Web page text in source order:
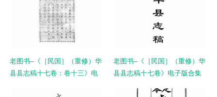
老图书–《［民国］（重修）华
县县志稿十七卷：卷十三》电
老图书–《［民国］（重修）华
县县志稿十七卷》电子版合集